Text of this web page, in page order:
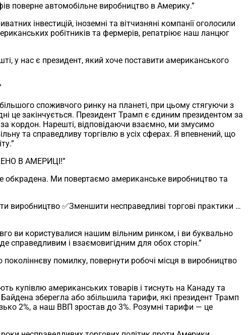
поверне автомобільне виробництво в Америку.”
інвестицій, іноземні та вітчизняні компанії оголосили
робітників та фермерів, репатріює наш ланцюг
у нас є президент, який хоче поставити американського
споживчого ринку на планеті, при цьому стягуючи з
це закінчується. Президент Трамп є єдиним президентом за
кордон. Нарешті, відповідаючи взаємно, ми змусимо
та справедливу торгівлю в усіх сферах. Я впевнений, що
В АМЕРИЦІ!”
обкрадена. Ми повертаємо американське виробництво та
виробництво ✅Зменшити несправедливі торгові практики …
ви користувалися нашим вільним ринком, і ви буквально
справедливим і взаємовигідним для обох сторін.”
помилку, повернути робочі місця в виробництво
купівлю американських товарів і тиснуть на Канаду та
Байдена зберегла або збільшила тарифи, які президент Трамп
2%, а наш ВВП зростав до 3%. Розумні тарифи — це